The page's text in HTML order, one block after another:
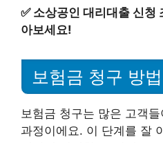
✅ 소상공인 대리대출 신청
아보세요!
보험금 청구 방법
보험금 청구는 많은 고객
과정이에요. 이 단계를 잘